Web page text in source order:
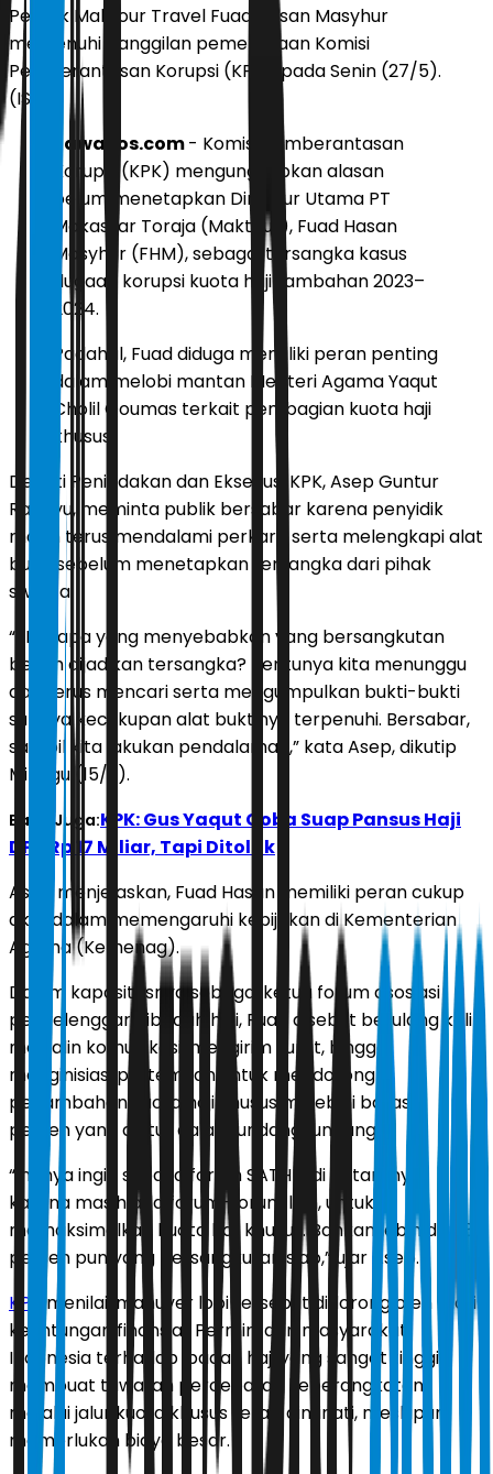
Pemilik Maktour Travel Fuad Hasan Masyhur
memenuhi panggilan pemeriksaan Komisi
Pemberantasan Korupsi (KPK), pada Senin (27/5).
(IST)
JawaPos.com- Komisi Pemberantasan
Korupsi (KPK) mengungkapkan alasan
belum menetapkan Direktur Utama PT
Makassar Toraja (Maktour), Fuad Hasan
Masyhur (FHM), sebagai tersangka kasus
dugaan korupsi kuota haji tambahan 2023–
2024.
Padahal, Fuad diduga memiliki peran penting
dalam melobi mantan Menteri Agama Yaqut
Cholil Qoumas terkait pembagian kuota haji
khusus.
Deputi Penindakan dan Eksekusi KPK, Asep Guntur
Rahayu, meminta publik bersabar karena penyidik
masih terus mendalami perkara serta melengkapi alat
bukti sebelum menetapkan tersangka dari pihak
swasta.
“FHM apa yang menyebabkan yang bersangkutan
belum dijadikan tersangka? Tentunya kita menunggu
dan terus mencari serta mengumpulkan bukti-bukti
supaya kecukupan alat buktinya terpenuhi. Bersabar,
sambil kita lakukan pendalaman,” kata Asep, dikutip
Minggu (15/3).
Baca Juga:KPK: Gus Yaqut Coba Suap Pansus Haji
DPR Rp 17 Miliar, Tapi Ditolak
Asep menjelaskan, Fuad Hasan memiliki peran cukup
aktif dalam memengaruhi kebijakan di Kementerian
Agama (Kemenag).
Dalam kapasitasnya sebagai ketua forum asosiasi
penyelenggara ibadah haji, Fuad disebut berulang kali
menjalin komunikasi, mengirim surat, hingga
menginisiasi pertemuan untuk mendorong
penambahan kuota haji khusus melebihi batas 8
persen yang diatur dalam undang-undang.
“Intinya ingin supaya forum SATHU, di antaranya
karena masih ada forum-forum lain, untuk
memaksimalkan kuota haji khusus. Bahkan lebih dari 8
persen pun yang bersangkutan siap,” ujar Asep.
KPK
menilai, manuver lobi tersebut didorong oleh motif
keuntungan finansial. Permintaan masyarakat
Indonesia terhadap ibadah haji yang sangat tinggi
membuat tawaran percepatan keberangkatan
melalui jalur kuota khusus tetap diminati, meskipun
memerlukan biaya besar.